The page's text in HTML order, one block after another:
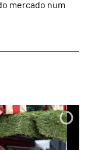
mercado num